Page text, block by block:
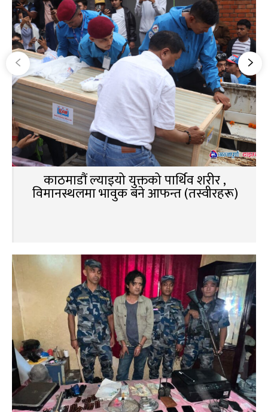
काठमाडौं ल्याइयो युक्तको पार्थिव शरीर ,
विमानस्थलमा भावुक बने आफन्त (तस्वीरहरू)